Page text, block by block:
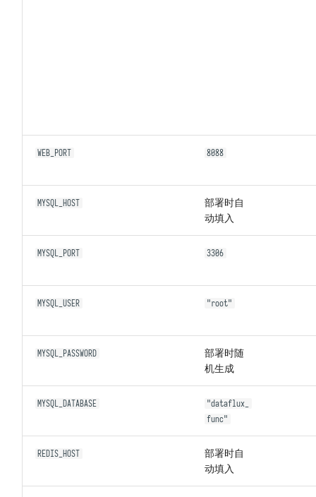
WEB_PORT 8088
MYSQL_HOST
部署时自
动填入
MYSQL_PORT 3306
MYSQL_USER "root"
MYSQL_PASSWORD
部署时随
机生成
MYSQL_DATABASE
"dataflux_
func"
REDIS_HOST
部署时自
动填入